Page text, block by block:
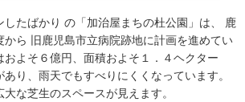
たばかり の「加治屋まちの杜公園」は、 ​鹿
から 旧鹿児島市立病院跡地に計画を進めてい
よそ６億円、面積およそ１．４ヘクター
り、雨天でもすべりにくくなっています。
な芝生のスペースが見えます。